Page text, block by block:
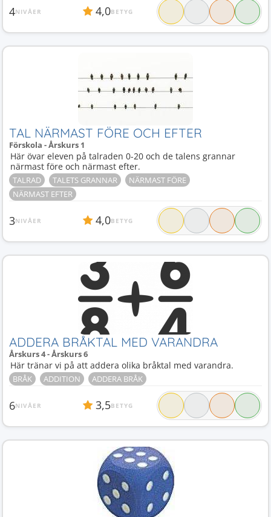
4NIVÅER 4,0BETYG
TAL NÄRMAST FÖRE OCH EFTER
Förskola - Årskurs 1
Här övar eleven på talraden 0-20 och de talens grannar
närmast före och närmast efter.
TALRAD TALETS GRANNAR
NÄRMAST FÖRE
NÄRMAST EFTER
3NIVÅER 4,0BETYG
ADDERA BRÅKTAL MED VARANDRA
Årskurs 4 - Årskurs 6
Här tränar vi på att addera olika bråktal med varandra.
BRÅK ADDITION ADDERA BRÅK
6NIVÅER 3,5BETYG